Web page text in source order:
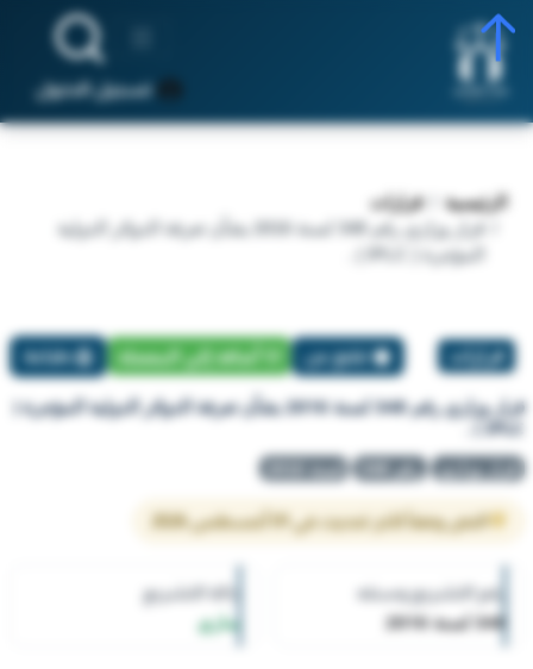
تسجيل الدخول
الرئيسية
قرارات
قرار وزاري رقم 348 لسنة 2016 بشأن تعرفة الدوائر الدولية
المؤجرة ( IPLC ) .
قرارات تبليغ عن أضافة إلي المفضلة طباعة
قرار وزاري رقم 348 لسنة 2016 بشأن تعرفة الدوائر الدولية المؤجرة (
IPLC ) .
قرار وزاري رقم 348 لسنة 2016
النص وفقاً لآخر تحديث في 01 أغسطس 2026
رقم التشريع وسنته
348 لسنة 2016
حالة التشريع
ساري